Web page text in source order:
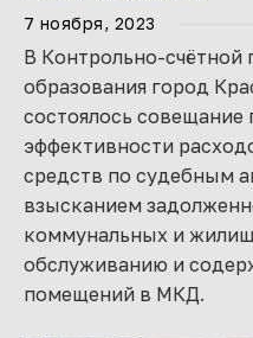
7 ноября, 2023
В Контрольно-счётной
образования город
состоялось совещание
эффективности
средств по судебным
взысканием
коммунальных и
обслуживанию и
помещений в МКД.